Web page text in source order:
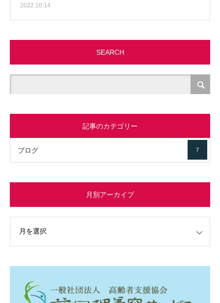
2022.10.14
SEARCH
記事のカテゴリー
ブログ 7
月別アーカイブ